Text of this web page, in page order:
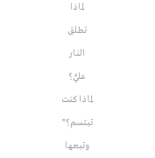
لماذا
تطلق
النار
عليَّ؟
لماذا كنت
تبتسم؟”
وتبعها